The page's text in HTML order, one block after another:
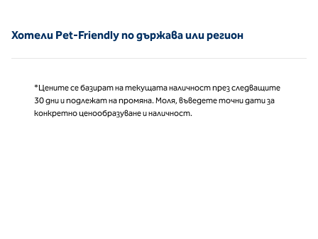
Хотели Pet-Friendly по държава или регион
*Цените се базират на текущата наличност през следващите
30 дни и подлежат на промяна. Моля, въведете точни дати за
конкретно ценообразуване и наличност.